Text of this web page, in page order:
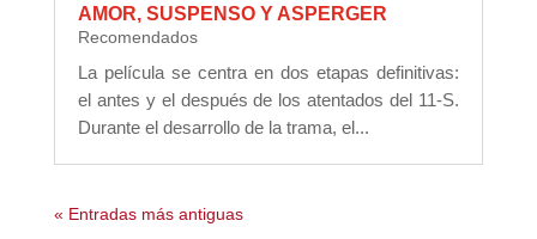
AMOR, SUSPENSO Y ASPERGER
Recomendados
La película se centra en dos etapas definitivas:
el antes y el después de los atentados del 11-S.
Durante el desarrollo de la trama, el...
« Entradas más antiguas